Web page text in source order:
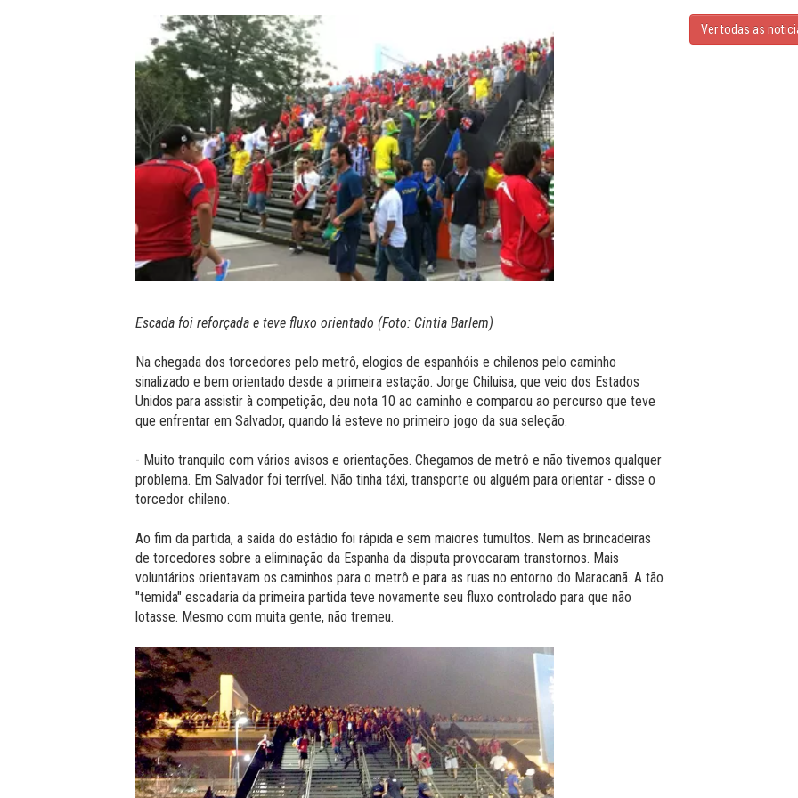
Escada foi reforçada e teve fluxo orientado (Foto: Cintia Barlem)
Na chegada dos torcedores pelo metrô, elogios de espanhóis e chilenos pelo caminho
sinalizado e bem orientado desde a primeira estação. Jorge Chiluisa, que veio dos Estados
Unidos para assistir à competição, deu nota 10 ao caminho e comparou ao percurso que teve
que enfrentar em Salvador, quando lá esteve no primeiro jogo da sua seleção.
- Muito tranquilo com vários avisos e orientações. Chegamos de metrô e não tivemos qualquer
problema. Em Salvador foi terrível. Não tinha táxi, transporte ou alguém para orientar - disse o
torcedor chileno.
Ao fim da partida, a saída do estádio foi rápida e sem maiores tumultos. Nem as brincadeiras
de torcedores sobre a eliminação da Espanha da disputa provocaram transtornos. Mais
voluntários orientavam os caminhos para o metrô e para as ruas no entorno do Maracanã. A tão
"temida" escadaria da primeira partida teve novamente seu fluxo controlado para que não
lotasse. Mesmo com muita gente, não tremeu.
Ver todas as